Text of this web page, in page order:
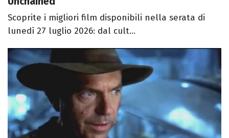
Scoprite i migliori film disponibili nella serata di
lunedì 27 luglio 2026: dal cult...